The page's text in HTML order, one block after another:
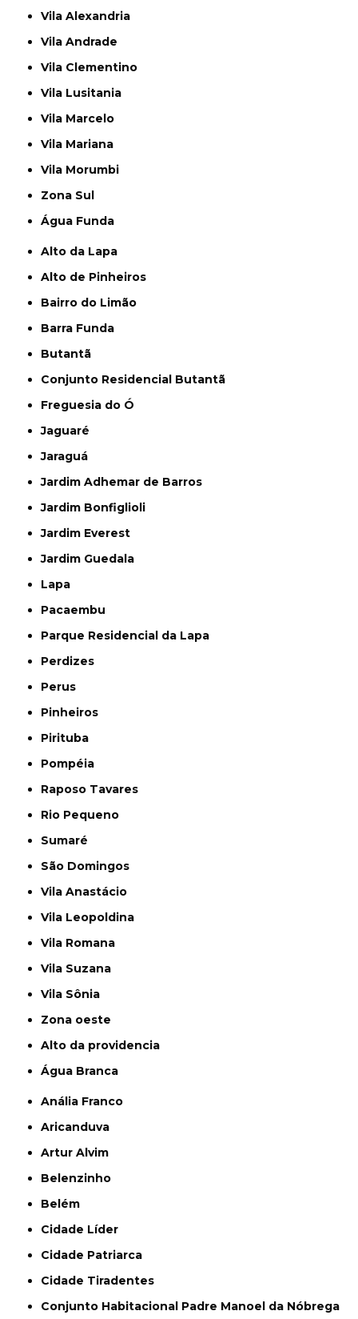
Vila Alexandria
Vila Andrade
Vila Clementino
Vila Lusitania
Vila Marcelo
Vila Mariana
Vila Morumbi
Zona Sul
Água Funda
Alto da Lapa
Alto de Pinheiros
Bairro do Limão
Barra Funda
Butantã
Conjunto Residencial Butantã
Freguesia do Ó
Jaguaré
Jaraguá
Jardim Adhemar de Barros
Jardim Bonfiglioli
Jardim Everest
Jardim Guedala
Lapa
Pacaembu
Parque Residencial da Lapa
Perdizes
Perus
Pinheiros
Pirituba
Pompéia
Raposo Tavares
Rio Pequeno
Sumaré
São Domingos
Vila Anastácio
Vila Leopoldina
Vila Romana
Vila Suzana
Vila Sônia
Zona oeste
alto da providencia
Água Branca
Anália Franco
Aricanduva
Artur Alvim
Belenzinho
Belém
Cidade Líder
Cidade Patriarca
Cidade Tiradentes
Conjunto Habitacional Padre Manoel da Nóbrega